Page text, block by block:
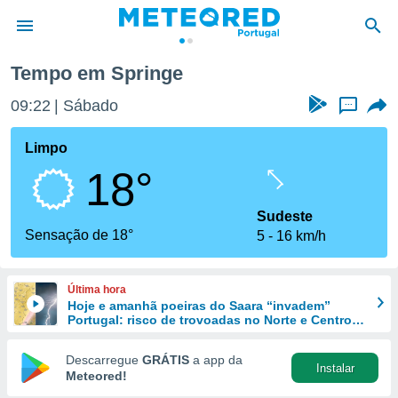
da
foi
fornecidas
a este
das
e
forma
digital
Tempo em Springe
09:22 Sábado ...
Limpo
18°
Sensação de 18°
Sudeste
5
16 km/h
Última hora
Hoje e amanhã poeiras do Saara “invadem”
Portugal: risco de trovoadas no Norte e Centro
Descarregue GRÁTIS a app da
Meteored!
Instalar